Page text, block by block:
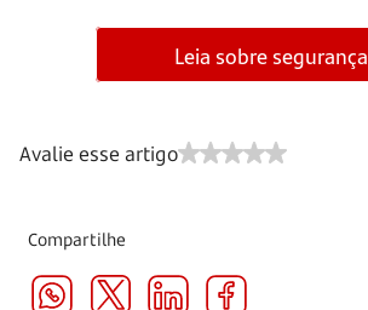
Leia sobre segurança
Avalie esse artigo
Compartilhe